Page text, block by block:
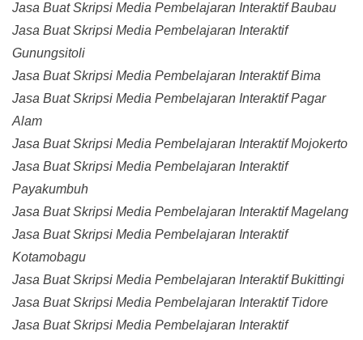
Jasa Buat Skripsi Media Pembelajaran Interaktif Baubau
Jasa Buat Skripsi Media Pembelajaran Interaktif
Gunungsitoli
Jasa Buat Skripsi Media Pembelajaran Interaktif Bima
Jasa Buat Skripsi Media Pembelajaran Interaktif Pagar
Alam
Jasa Buat Skripsi Media Pembelajaran Interaktif Mojokerto
Jasa Buat Skripsi Media Pembelajaran Interaktif
Payakumbuh
Jasa Buat Skripsi Media Pembelajaran Interaktif Magelang
Jasa Buat Skripsi Media Pembelajaran Interaktif
Kotamobagu
Jasa Buat Skripsi Media Pembelajaran Interaktif Bukittingi
Jasa Buat Skripsi Media Pembelajaran Interaktif Tidore
Jasa Buat Skripsi Media Pembelajaran Interaktif